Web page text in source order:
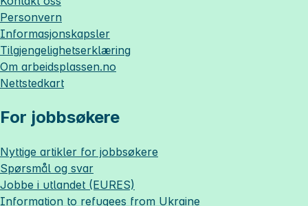
Personvern
Informasjonskapsler
Tilgjengelighetserklæring
Om arbeidsplassen.no
Nettstedkart
For jobbsøkere
Nyttige artikler for jobbsøkere
Spørsmål og svar
Jobbe i utlandet (EURES)
Information to refugees from Ukraine